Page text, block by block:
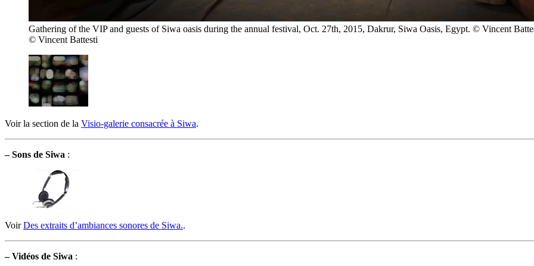
Gathering of the VIP and guests of Siwa oasis during the annual festival, Oct. 27th, 2015, Dakrur, Siwa Oasis, Egypt. © Vincent
© Vincent Battesti
Voir la section de la Visio-galerie consacrée à Siwa.
– Sons de Siwa :
VoirDes extraits d’ambiances sonores de Siwa..
– Vidéos de Siwa :